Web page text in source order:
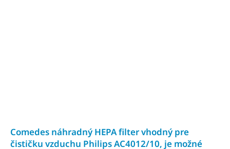
Comedes náhradný HEPA filter vhodný pre
čističku vzduchu Philips AC4012/10, je možné